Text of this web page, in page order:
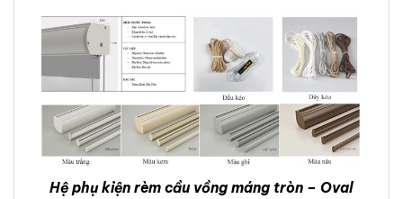
Hệ phụ kiện rèm cầu vồng máng tròn – Oval